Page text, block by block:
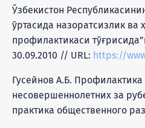
Ўзбекистон
ўртасида назоратсизлик ва
профилактикаси
30.09.2010 // URL: https://
Гусейнов А.Б.
несовершеннолетних за
практика общественного